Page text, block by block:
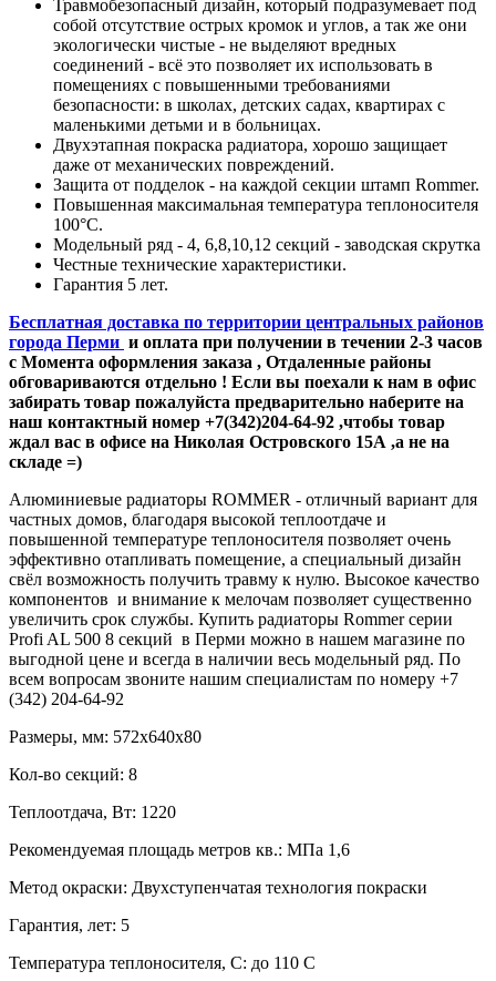
Травмобезопасный дизайн, который подразумевает под
собой отсутствие острых кромок и углов, а так же они
экологически чистые - не выделяют вредных
соединений - всё это позволяет их использовать в
помещениях с повышенными требованиями
безопасности: в школах, детских садах, квартирах с
маленькими детьми и в больницах.
Двухэтапная покраска радиатора, хорошо защищает
даже от механических повреждений.
Защита от подделок - на каждой секции штамп Rommer.
Повышенная максимальная температура теплоносителя
100°С.
Модельный ряд - 4, 6,8,10,12 секций - заводская скрутка
Честные технические характеристики.
Гарантия 5 лет.
Бесплатная доставка по территории центральных районов
города Перми и оплата при получении в течении 2-3 часов
с Момента оформления заказа , Отдаленные районы
обговариваются отдельно ! Если вы поехали к нам в офис
забирать товар пожалуйста предварительно наберите на
наш контактный номер +7(342)204-64-92 ,чтобы товар
ждал вас в офисе на Николая Островского 15А ,а не на
складе =)
Алюминиевые радиаторы ROMMER - отличный вариант для
частных домов, благодаря высокой теплоотдаче и
повышенной температуре теплоносителя позволяет очень
эффективно отапливать помещение, а специальный дизайн
свёл возможность получить травму к нулю. Высокое качество
компонентов и внимание к мелочам позволяет существенно
увеличить срок службы. Купить радиаторы Rommer серии
Profi AL 500 8 секций в Перми можно в нашем магазине по
выгодной цене и всегда в наличии весь модельный ряд. По
всем вопросам звоните нашим специалистам по номеру +7
(342) 204-64-92
Размеры, мм: 572x640x80
Кол-во секций: 8
Теплоотдача, Вт: 1220
Рекомендуемая площадь метров кв.: МПа 1,6
Метод окраски: Двухступенчатая технология покраски
Гарантия, лет: 5
Температура теплоносителя, С: до 110 С